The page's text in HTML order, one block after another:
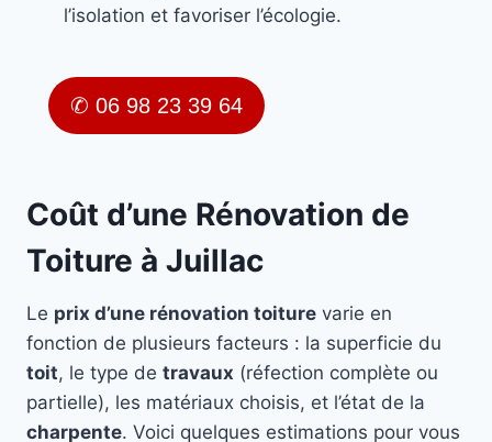
l’isolation et favoriser l’écologie.
✆ 06 98 23 39 64
Coût d’une Rénovation de
Toiture à Juillac
Le prix d’une rénovation toiture varie en
fonction de plusieurs facteurs : la superficie du
toit, le type de travaux (réfection complète ou
partielle), les matériaux choisis, et l’état de la
charpente. Voici quelques estimations pour vous